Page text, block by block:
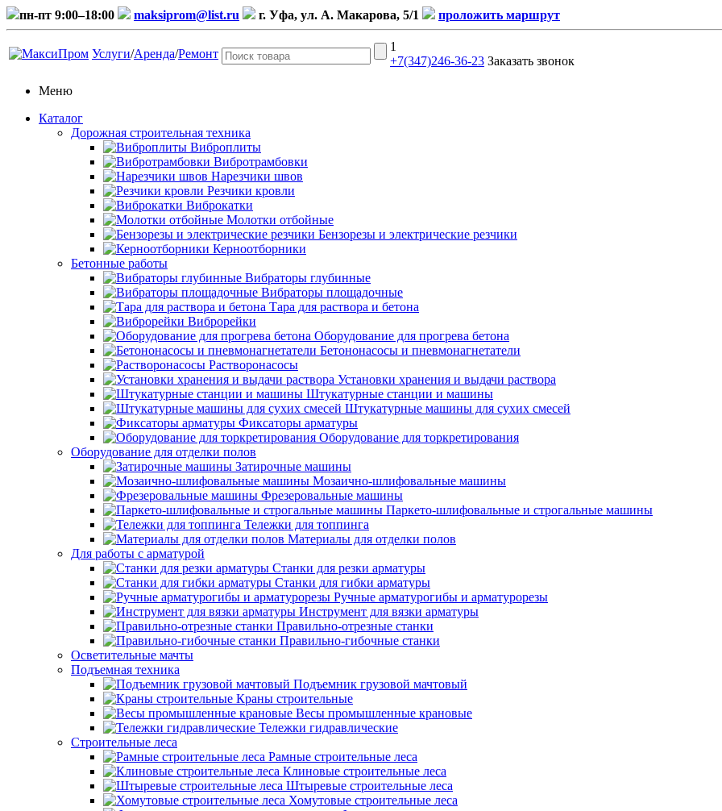
пн-пт 9:00–18:00 maksiprom@list.ru г. Уфа, ул. А. Макарова, 5/1 проложить маршрут
Услуги/Аренда/Ремонт
1
+7(347)246-36-23 Заказать звонок
Меню
Каталог
Дорожная строительная техника
Виброплиты
Вибротрамбовки
Нарезчики швов
Резчики кровли
Виброкатки
Молотки отбойные
Бензорезы и электрические резчики
Керноотборники
Бетонные работы
Вибраторы глубинные
Вибраторы площадочные
Тара для раствора и бетона
Виброрейки
Оборудование для прогрева бетона
Бетононасосы и пневмонагнетатели
Растворонасосы
Установки хранения и выдачи раствора
Штукатурные станции и машины
Штукатурные машины для сухих смесей
Фиксаторы арматуры
Оборудование для торкретирования
Оборудование для отделки полов
Затирочные машины
Мозаично-шлифовальные машины
Фрезеровальные машины
Паркето-шлифовальные и строгальные машины
Тележки для топпинга
Материалы для отделки полов
Для работы с арматурой
Станки для резки арматуры
Станки для гибки арматуры
Ручные арматурогибы и арматурорезы
Инструмент для вязки арматуры
Правильно-отрезные станки
Правильно-гибочные станки
Осветительные мачты
Подъемная техника
Подъемник грузовой мачтовый
Краны строительные
Весы промышленные крановые
Тележки гидравлические
Строительные леса
Рамные строительные леса
Клиновые строительные леса
Штыревые строительные леса
Хомутовые строительные леса